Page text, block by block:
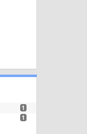
1
1